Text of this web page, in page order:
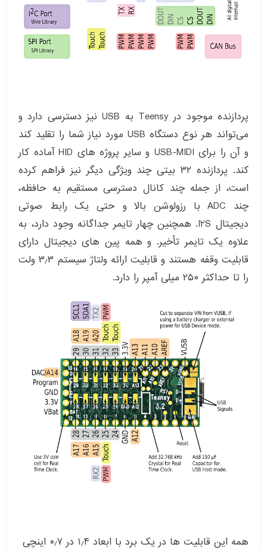
پردازنده موجود در Teensy به USB نیز دسترسی دارد و
می‌تواند هر نوع دستگاه USB مورد نیاز شما را تقلید کند
و آن را برای USB-MIDI و سایر پروژه های HID آماده کار
کند. پردازنده ۳۲ بیتی چند ویژگی دیگر نیز فراهم کرده
است، از جمله چند کانال دسترسی مستقیم به حافظه،
چند ADC با رزولوشن بالا و حتی یک رابط صوتی
دیجیتال I2S. همچنین چهار تایمر جداگانه وجود دارد، به
علاوه یک تایمر تأخیر. و همه پین های دیجیتال دارای
قابلیت وقفه هستند و قابلیت ارائه ولتاژ سیستم ۳٫۳ ولت
را تا حداکثر ۲۵۰ میلی آمپر را دارد.
همه این قابلیت ها در یک برد با ابعاد ۱٫۴ در ۰٫۷ اینچی